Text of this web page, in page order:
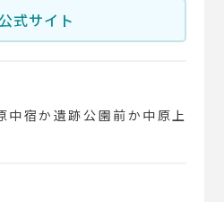
公式サイト
中宿か遺跡公園前か中原上